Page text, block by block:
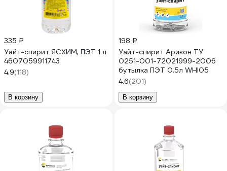
335 ₽
Уайт-спирит ЯСХИМ, ПЭТ 1 л
4607059911743
4.9(118)
В корзину
198 ₽
Уайт-спирит Арикон ТУ
0251-001-72021999-2006
бутылка ПЭТ 0.5л WHI05
4.6(201)
В корзину